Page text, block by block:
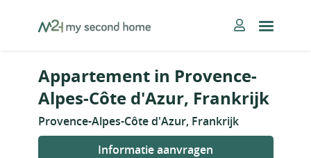
MySecondHome
Appartement in Provence-
Alpes-Côte d'Azur, Frankrijk
Provence-Alpes-Côte d'Azur, Frankrijk
Informatie aanvragen